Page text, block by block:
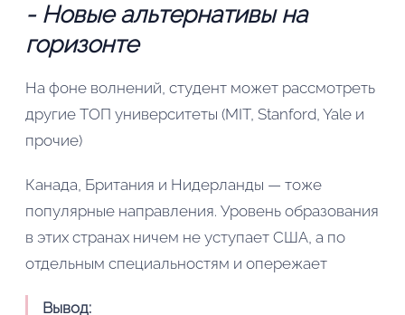
- Новые альтернативы на
горизонте
На фоне волнений, студент может рассмотреть
другие ТОП университеты (MIT, Stanford, Yale и
прочие)
Канада, Британия и Нидерланды — тоже
популярные направления. Уровень образования
в этих странах ничем не уступает США, а по
отдельным специальностям и опережает
Вывод: